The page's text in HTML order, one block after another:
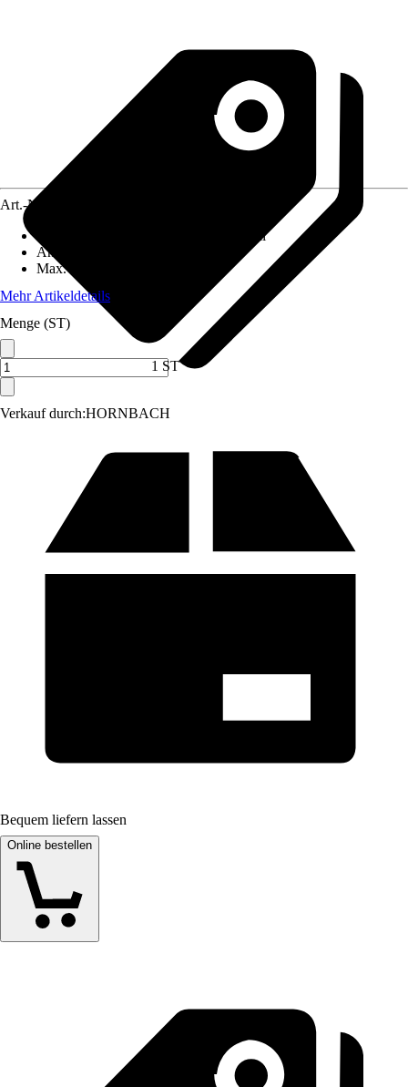
Verkauf durch:HORNBACH
Art.-Nr.
1/2 Zoll
Ansprechdruck
Max. Betriebstemperatur
Mehr Artikeldetails
Menge (ST)
1 ST
Bequem liefern lassen
Online bestellen